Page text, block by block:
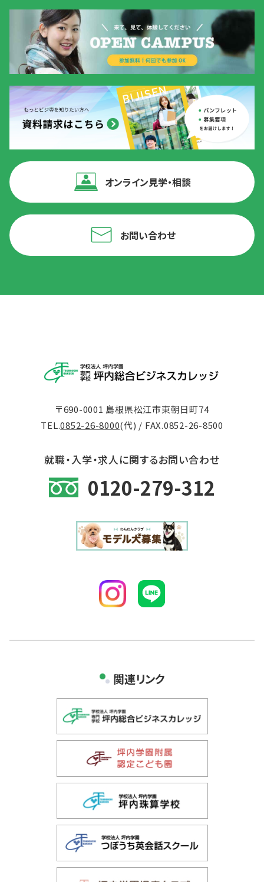
オンライン見学・相談
お問い合わせ
〒690-0001 島根県松江市東朝日町74
TEL.0852-26-8000(代) / FAX.0852-26-8500
就職・入学・求人に関するお問い合わせ
0120-279-312
関連リンク